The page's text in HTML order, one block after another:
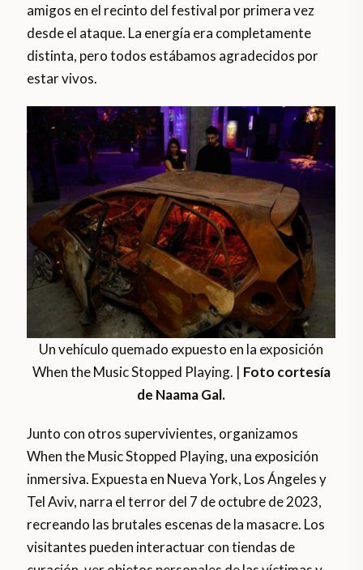
amigos en el recinto del festival por primera vez
desde el ataque. La energía era completamente
distinta, pero todos estábamos agradecidos por
estar vivos.
Un vehículo quemado expuesto en la exposición
When the Music Stopped Playing. | Foto cortesía
de Naama Gal.
Junto con otros supervivientes, organizamos
When the Music Stopped Playing, una exposición
inmersiva. Expuesta en Nueva York, Los Ángeles y
Tel Aviv, narra el terror del 7 de octubre de 2023,
recreando las brutales escenas de la masacre. Los
visitantes pueden interactuar con tiendas de